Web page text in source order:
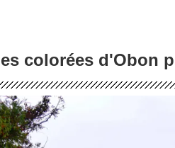
colorées d'Obon